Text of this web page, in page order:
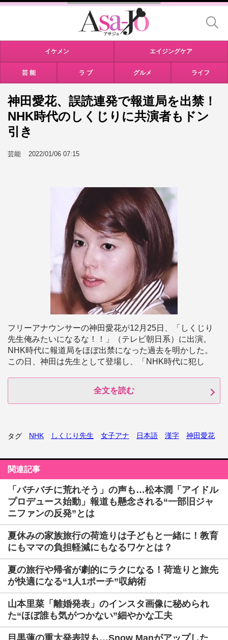
イケメン エイジングケア
芸 能 ラ ブ グルメ ライフ
神田愛花、誤読連発で報道局を出禁！
NHK時代のしくじりに共演者もドン
引き
芸能 2022/01/06 07:15
フリーアナウンサーの神田愛花が12月25日、「しくじり
先生俺みたいになるな！！」（テレビ朝日系）に出演。
NHK時代に報道局をほぼ出禁になった過去を明かした。
この日、神田は先生として登場し、「NHK時代に犯し
全文を読む
タグ NHK しくじり先生 女子アナ 日本語 漢字 神田愛花
関連記事
「バチバチに荒れそう」の声も…松本潤「アイドル
プロデュース始動」報道も懸念される“一部旧ジャ
ニファンの反発”とは
夏休みの家族旅行の荷造りは子どもと一緒に！教育
にもママの負担軽減にもなるワケとは？
夏の旅行や帰省が劇的にラクになる！荷造りと旅先
が快適になる“1人1ポーチ”収納術
山本里菜「離婚発表」のインスタ画像に秘められ
た“ほぼ誰も気がつかない”細やかな工夫
目黒蓮の重大発表説も…Snow Manがアップした